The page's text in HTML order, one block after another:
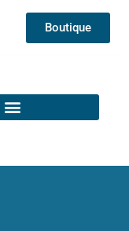
Boutique